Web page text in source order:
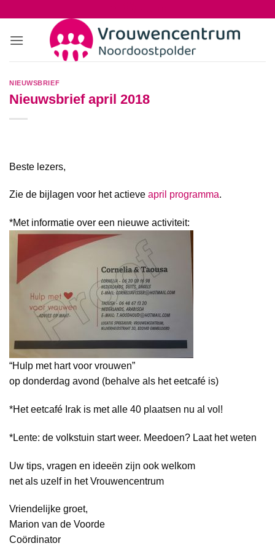
inhoud
NIEUWSBRIEF
Nieuwsbrief april 2018
Beste lezers,
Zie de bijlagen voor het actieve april programma.
*Met informatie over een nieuwe activiteit:
“Hulp met hart voor vrouwen”
op donderdag avond (behalve als het eetcafé is)
*Het eetcafé Irak is met alle 40 plaatsen nu al vol!
*Lente: de volkstuin start weer. Meedoen? Laat het weten
Uw tips, vragen en ideeën zijn ook welkom
net als uzelf in het Vrouwencentrum
Vriendelijke groet,
Marion van de Voorde
Coördinator